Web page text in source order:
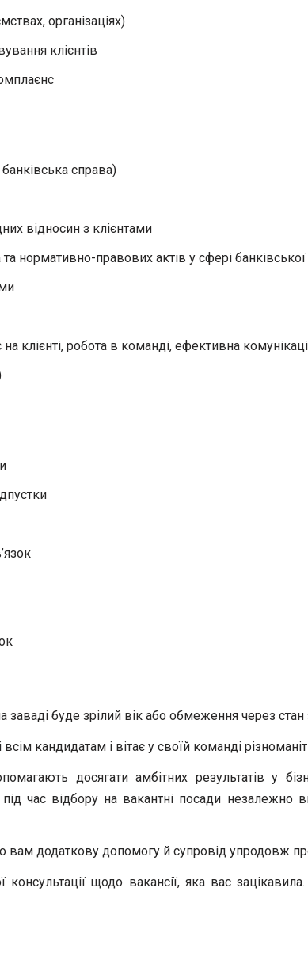
організаціях)
клієнтів
справа)
відносин з клієнтами
нормативно-правових актів у сфері банківської
на клієнті, робота в команді, ефективна
буде зрілий вік або обмеження через стан
кандидатам і вітає у своїй команді
досягати амбітних результатів у
час відбору на вакантні посади незалежно
вам додаткову допомогу й супровід упродовж
консультації щодо вакансії, яка вас